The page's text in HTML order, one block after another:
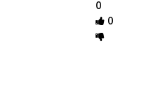
0
0